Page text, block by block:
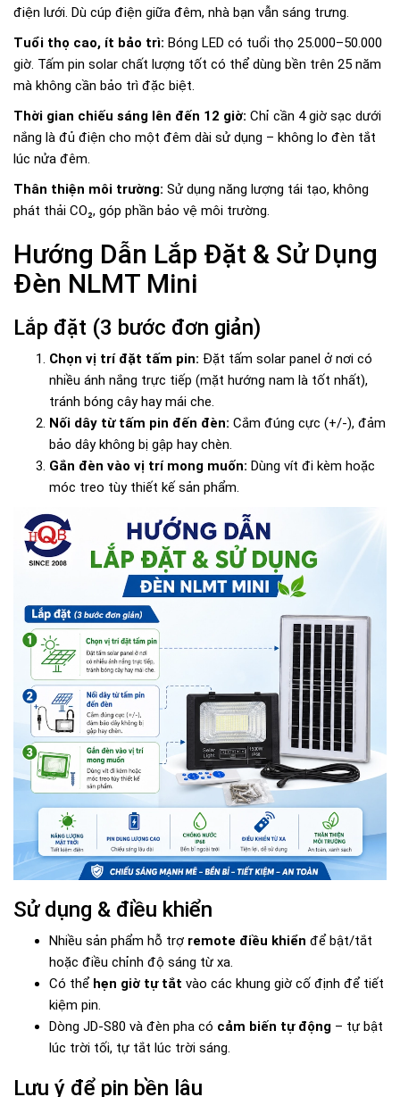
điện lưới. Dù cúp điện giữa đêm, nhà bạn vẫn sáng trưng.
Tuổi thọ cao, ít bảo trì: Bóng LED có tuổi thọ 25.000–50.000
giờ. Tấm pin solar chất lượng tốt có thể dùng bền trên 25 năm
mà không cần bảo trì đặc biệt.
Thời gian chiếu sáng lên đến 12 giờ: Chỉ cần 4 giờ sạc dưới
nắng là đủ điện cho một đêm dài sử dụng – không lo đèn tắt
lúc nửa đêm.
Thân thiện môi trường: Sử dụng năng lượng tái tạo, không
phát thải CO₂, góp phần bảo vệ môi trường.
Hướng Dẫn Lắp Đặt & Sử Dụng
Đèn NLMT Mini
Lắp đặt (3 bước đơn giản)
Chọn vị trí đặt tấm pin: Đặt tấm solar panel ở nơi có
nhiều ánh nắng trực tiếp (mặt hướng nam là tốt nhất),
tránh bóng cây hay mái che.
Nối dây từ tấm pin đến đèn: Cắm đúng cực (+/-), đảm
bảo dây không bị gập hay chèn.
Gắn đèn vào vị trí mong muốn: Dùng vít đi kèm hoặc
móc treo tùy thiết kế sản phẩm.
Sử dụng & điều khiển
Nhiều sản phẩm hỗ trợ remote điều khiển để bật/tắt
hoặc điều chỉnh độ sáng từ xa.
Có thể hẹn giờ tự tắt vào các khung giờ cố định để tiết
kiệm pin.
Dòng JD-S80 và đèn pha có cảm biến tự động – tự bật
lúc trời tối, tự tắt lúc trời sáng.
Lưu ý để pin bền lâu